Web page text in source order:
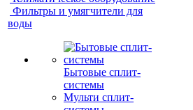
Фильтры и умягчители для
воды
Бытовые сплит-
системы
Мульти сплит-